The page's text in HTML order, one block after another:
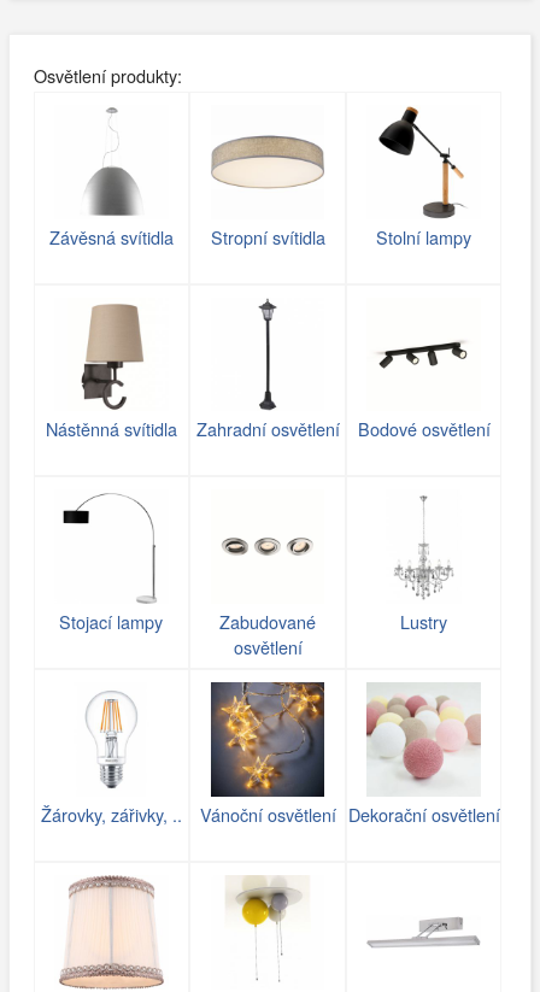
Osvětlení produkty:
Závěsná svítidla Stropní svítidla Stolní lampy
Nástěnná svítidla Zahradní osvětlení Bodové osvětlení
Stojací lampy
Zabudované
osvětlení
Lustry
Žárovky, zářivky, .. Vánoční osvětlení Dekorační osvětlení